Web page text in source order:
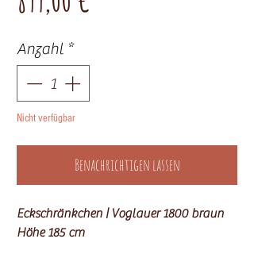
Anzahl *
Nicht verfügbar
Benachrichtigen lassen
Eckschränkchen | Voglauer 1800 braun
Höhe 185 cm